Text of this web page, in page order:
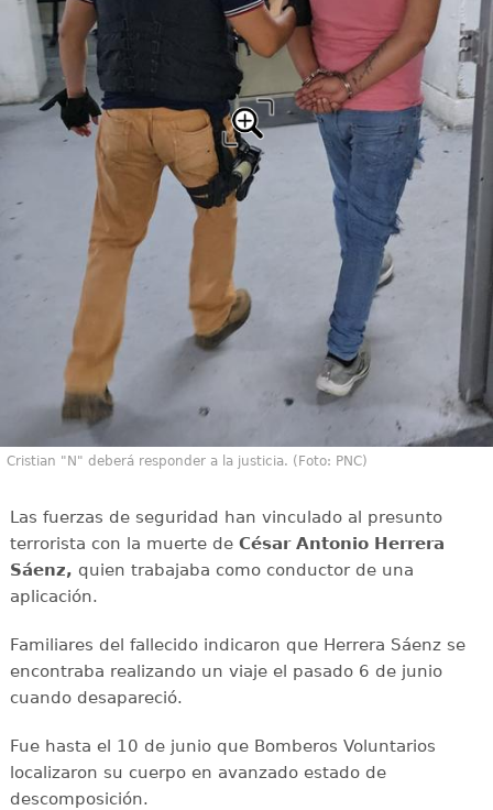
Cristian "N" deberá responder a la justicia. (Foto: PNC)
Las fuerzas de seguridad han vinculado al presunto
terrorista con la muerte de César Antonio Herrera
Sáenz, quien trabajaba como conductor de una
aplicación.
Familiares del fallecido indicaron que Herrera Sáenz se
encontraba realizando un viaje el pasado 6 de junio
cuando desapareció.
Fue hasta el 10 de junio que Bomberos Voluntarios
localizaron su cuerpo en avanzado estado de
descomposición.